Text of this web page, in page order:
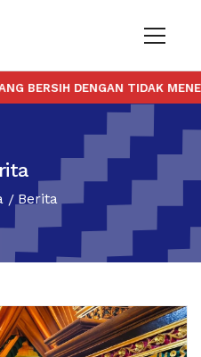
DENGAN TIDAK MENERIMA
Berita